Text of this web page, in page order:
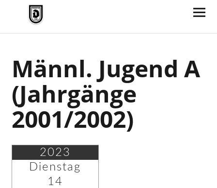
TV Jahn Duderstadt
Männl. Jugend A
(Jahrgänge
2001/2002)
2023
Dienstag
14